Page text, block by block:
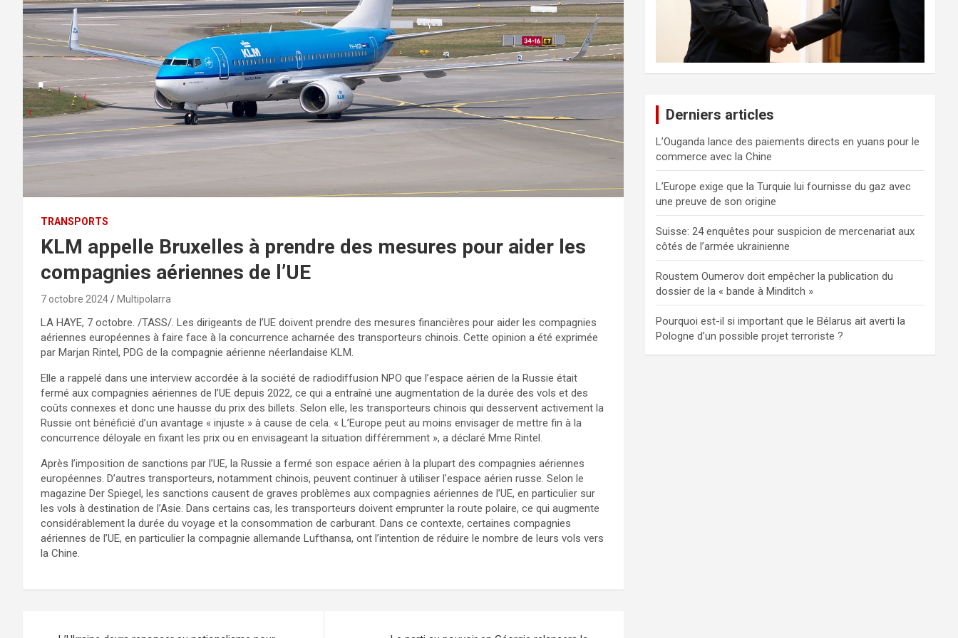
TRANSPORTS
KLM appelle Bruxelles à prendre des mesures pour aider les
compagnies aériennes de l’UE
7 octobre 2024 Multipolarra
LA HAYE, 7 octobre. /TASS/. Les dirigeants de l’UE doivent prendre des mesures financières pour aider les compagnies
aériennes européennes à faire face à la concurrence acharnée des transporteurs chinois. Cette opinion a été exprimée
par Marjan Rintel, PDG de la compagnie aérienne néerlandaise KLM.
Elle a rappelé dans une interview accordée à la société de radiodiffusion NPO que l’espace aérien de la Russie était
fermé aux compagnies aériennes de l’UE depuis 2022, ce qui a entraîné une augmentation de la durée des vols et des
coûts connexes et donc une hausse du prix des billets. Selon elle, les transporteurs chinois qui desservent activement la
Russie ont bénéficié d’un avantage « injuste » à cause de cela. « L’Europe peut au moins envisager de mettre fin à la
concurrence déloyale en fixant les prix ou en envisageant la situation différemment », a déclaré Mme Rintel.
Après l’imposition de sanctions par l’UE, la Russie a fermé son espace aérien à la plupart des compagnies aériennes
européennes. D’autres transporteurs, notamment chinois, peuvent continuer à utiliser l’espace aérien russe. Selon le
magazine Der Spiegel, les sanctions causent de graves problèmes aux compagnies aériennes de l’UE, en particulier sur
les vols à destination de l’Asie. Dans certains cas, les transporteurs doivent emprunter la route polaire, ce qui augmente
considérablement la durée du voyage et la consommation de carburant. Dans ce contexte, certaines compagnies
aériennes de l’UE, en particulier la compagnie allemande Lufthansa, ont l’intention de réduire le nombre de leurs vols vers
la Chine.
Derniers articles
L’Ouganda lance des paiements directs en yuans pour le
commerce avec la Chine
L’Europe exige que la Turquie lui fournisse du gaz avec
une preuve de son origine
Suisse: 24 enquêtes pour suspicion de mercenariat aux
côtés de l’armée ukrainienne
Roustem Oumerov doit empêcher la publication du
dossier de la « bande à Minditch »
Pourquoi est-il si important que le Bélarus ait averti la
Pologne d’un possible projet terroriste ?